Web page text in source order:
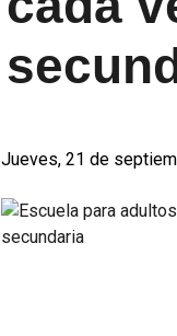
Jueves, 21 de